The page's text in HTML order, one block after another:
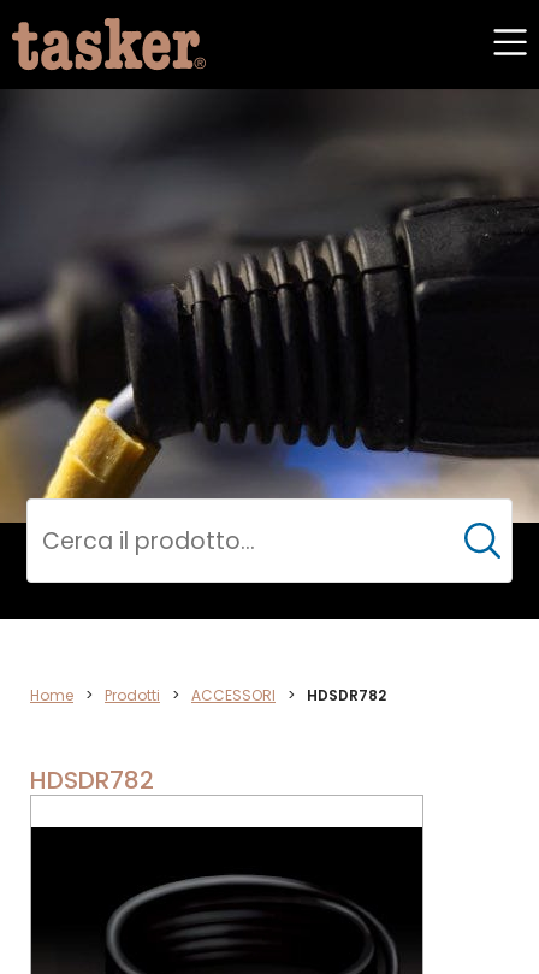
ACCESSORI
Cerca
Home > Prodotti > ACCESSORI > HDSDR782
HDSDR782